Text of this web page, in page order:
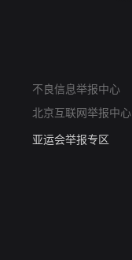
不良信息举报中心
北京互联网举报中心
亚运会举报专区
涉历史虚无举报